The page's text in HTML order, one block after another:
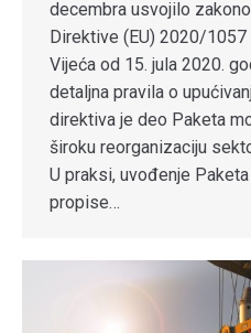
decembra usvojilo
Direktive (EU) 2020/
Vijeća od 15. jula 2020.
detaljna pravila o
direktiva je deo Paketa
široku reorganizaciju
U praksi, uvođenje
propise…